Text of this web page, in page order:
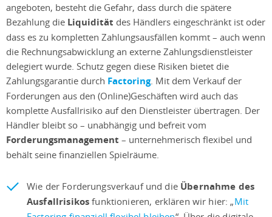
angeboten, besteht die Gefahr, dass durch die spätere
Bezahlung die Liquidität des Händlers eingeschränkt ist oder
dass es zu kompletten Zahlungsausfällen kommt – auch wenn
die Rechnungsabwicklung an externe Zahlungsdienstleister
delegiert wurde. Schutz gegen diese Risiken bietet die
Zahlungsgarantie durch Factoring. Mit dem Verkauf der
Forderungen aus den (Online)Geschäften wird auch das
komplette Ausfallrisiko auf den Dienstleister übertragen. Der
Händler bleibt so – unabhängig und befreit vom
Forderungsmanagement – unternehmerisch flexibel und
behält seine finanziellen Spielräume.
Wie der Forderungsverkauf und die Übernahme des
Ausfallrisikos funktionieren, erklären wir hier: „Mit